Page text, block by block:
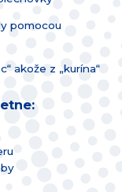
pomocou
akože z „kurína“